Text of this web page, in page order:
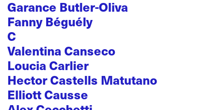
Garance Butler-Oliva
Fanny Béguély
C
Valentina Canseco
Loucia Carlier
Hector Castells Matutano
Elliott Causse